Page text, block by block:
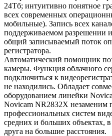
24Тб; интуитивно понятное
всех современных
мобильные). Запись всех
поддерживаемом разрешении
общий записываемый поток
регистратора.
Автоматический помощник
камеры. Функция облачного
подключиться к
не находились. Обладает
оборудованием линейки
Novicam NR2832X незаменим
профессиональных систем
средних и больших объектах,
друга на большие расстояния.